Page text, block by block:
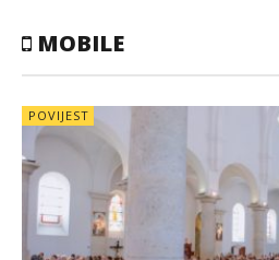
MOBILE
POVIJEST